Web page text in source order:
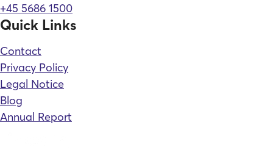
+45 5686 1500
Quick Links
Contact
Privacy Policy
Legal Notice
Blog
Annual Report